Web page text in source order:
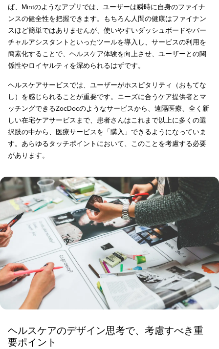
ば、Mintのようなアプリでは、ユーザーは瞬時に自身のファイナ
ンスの健全性を把握できます。もちろん人間の健康はファイナン
スほど簡単ではありませんが、使いやすいダッシュボードやバー
チャルアシスタントといったツールを導入し、サービスの利用を
簡素化することで、ヘルスケア体験を向上させ、ユーザーとの関
係性やロイヤルティを深められるはずです。
ヘルスケアサービスでは、ユーザーがホスピタリティ（おもてな
し）を感じられることが重要です。ニーズに合うケア提供者とマ
ッチングできるZocDocのようなサービスから、遠隔医療、全く新
しい在宅ケアサービスまで、患者さんはこれまで以上に多くの選
択肢の中から、医療サービスを「購入」できるようになっていま
す。あらゆるタッチポイントにおいて、このことを考慮する必要
があります。
ヘルスケアのデザイン思考で、考慮すべき重
要ポイント